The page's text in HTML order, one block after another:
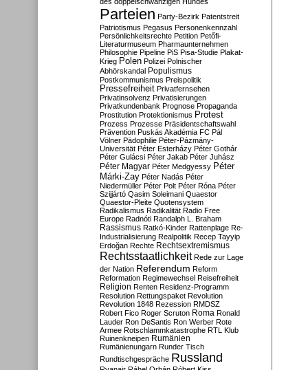
Parteien Party-Bezirk Patentstreit
Patriotismus Pegasus Personenkennzahl
Persönlichkeitsrechte Petition Petőfi-
Literaturmuseum Pharmaunternehmen
Philosophie Pipeline PiS Pisa-Studie Plakat-
Krieg Polen Polizei Polnischer
Abhörskandal Populismus
Postkommunismus Preispolitik
Pressefreiheit Privatfernsehen
Privatinsolvenz Privatisierungen
Privatkundenbank Prognose Propaganda
Prostitution Protektionismus Protest
Prozess Prozesse Präsidentschaftswahl
Prävention Puskás Akadémia FC Pál
Völner Pädophilie Péter-Pázmány-
Universität Péter Esterházy Péter Gothár
Péter Gulácsi Péter Jakab Péter Juhász
Péter Magyar Péter Medgyessy Péter
Márki-Zay Péter Nadás Péter
Niedermüller Péter Polt Péter Róna Péter
Szijjártó Qasim Soleimani Quaestor
Quaestor-Pleite Quotensystem
Radikalismus Radikalität Radio Free
Europe Radnóti Randalph L. Braham
Rassismus Ratkó-Kinder Rattenplage Re-
Industrialisierung Realpolitik Recep Tayyip
Erdoğan Rechte Rechtsextremismus
Rechtsstaatlichkeit Rede zur Lage
der Nation Referendum Reform
Reformation Regimewechsel Reisefreiheit
Religion Renten Residenz-Programm
Resolution Rettungspaket Revolution
Revolution 1848 Rezession RMDSZ
Robert Fico Roger Scruton Roma Ronald
Lauder Ron DeSantis Ron Werber Rote
Armee Rotschlammkatastrophe RTL Klub
Ruinenkneipen Rumänien
Rumänienungarn Runder Tisch
Rundtischgespräche Russland